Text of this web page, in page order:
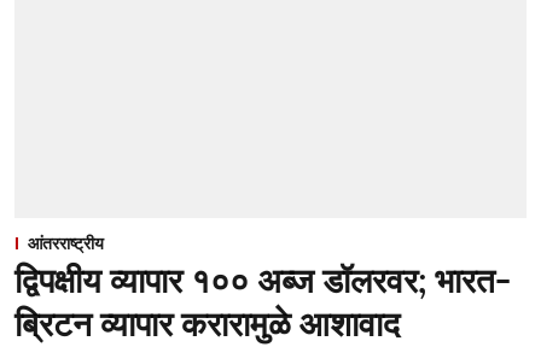
आंतरराष्ट्रीय
द्विपक्षीय व्यापार १०० अब्ज डॉलरवर; भारत-
ब्रिटन व्यापार करारामुळे आशावाद